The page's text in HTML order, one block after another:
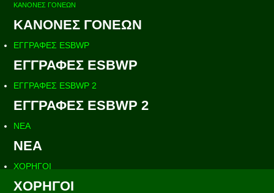
ΚΑΝΟΝΕΣ ΓΟΝΕΩΝ
ΚΑΝΟΝΕΣ ΓΟΝΕΩΝ
ΕΓΓΡΑΦΕΣ ESBWP
ΕΓΓΡΑΦΕΣ ESBWP
ΕΓΓΡΑΦΕΣ ESBWP 2
ΕΓΓΡΑΦΕΣ ESBWP 2
ΝΕΑ
ΝΕΑ
ΧΟΡΗΓΟΙ
ΧΟΡΗΓΟΙ